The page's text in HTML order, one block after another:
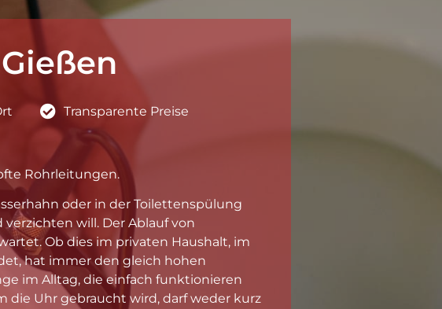
Transparente Preise
Rohrleitungen.
oder in der Toilettenspülung
will. Der Ablauf von
Ob dies im privaten Haushalt, im
hat immer den gleich hohen
im Alltag, die einfach funktionieren
die Uhr gebraucht wird, darf weder kurz